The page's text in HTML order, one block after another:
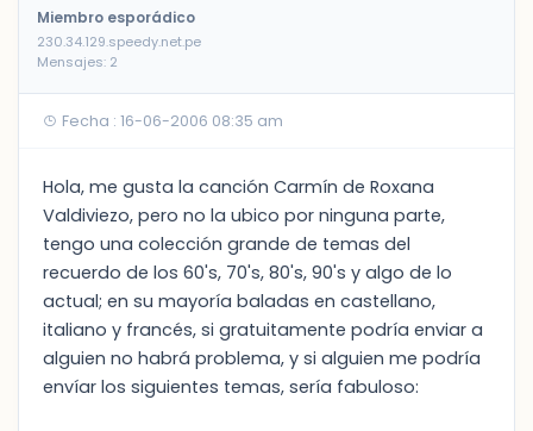
Miembro esporádico
230.34.129.speedy.net.pe
Mensajes: 2
Fecha : 16-06-2006 08:35 am
Hola, me gusta la canción Carmín de Roxana
Valdiviezo, pero no la ubico por ninguna parte,
tengo una colección grande de temas del
recuerdo de los 60's, 70's, 80's, 90's y algo de lo
actual; en su mayoría baladas en castellano,
italiano y francés, si gratuitamente podría enviar a
alguien no habrá problema, y si alguien me podría
envíar los siguientes temas, sería fabuloso: